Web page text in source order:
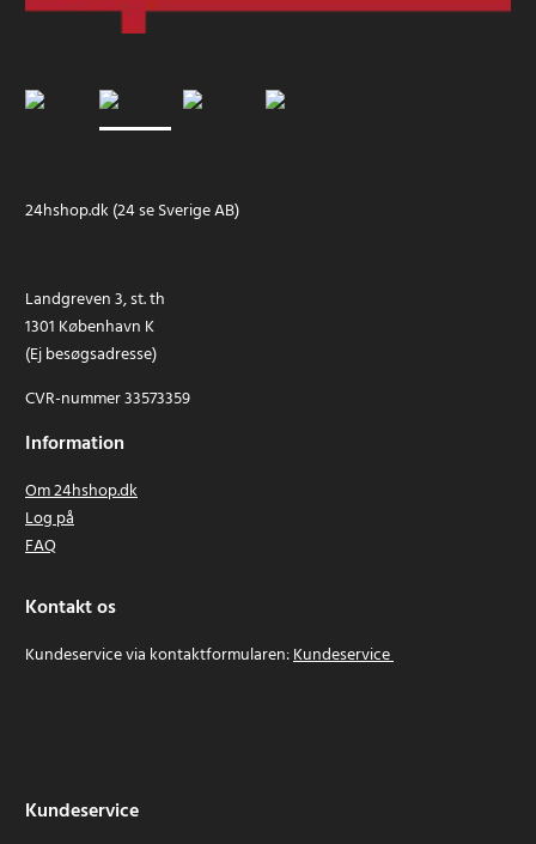
24hshop.dk (24 se Sverige AB)
Landgreven 3, st. th
1301 København K
(Ej besøgsadresse)
CVR-nummer 33573359
Information
Om 24hshop.dk
Log på
FAQ
Kontakt os
Kundeservice via kontaktformularen:Kundeservice
Kundeservice